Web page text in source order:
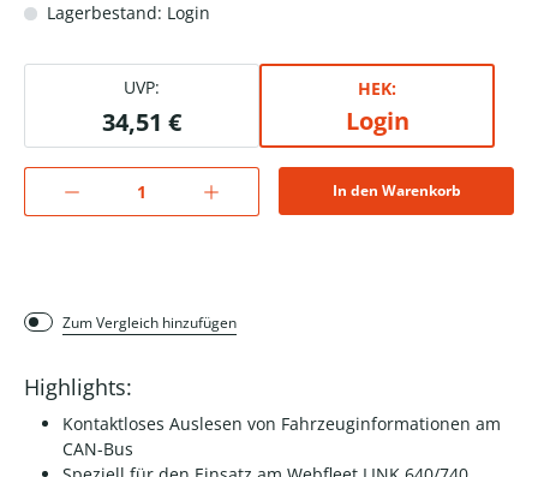
Lagerbestand: Login
UVP:
34,51 €
HEK:
Login
In den Warenkorb
Zum Vergleich hinzufügen
Highlights:
Kontaktloses Auslesen von Fahrzeuginformationen am
CAN-Bus